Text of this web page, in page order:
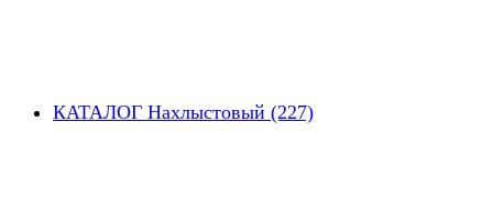
КАТАЛОГ Нахлыстовый (227)